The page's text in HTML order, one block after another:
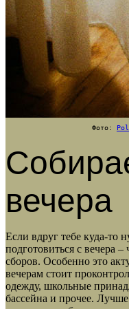
Фото:
вечера
Если вдруг тебе куда-то
подготовиться с вечера
сборов. Особенно это
вечерам стоит
одежду, школьные
бассейна и прочее.